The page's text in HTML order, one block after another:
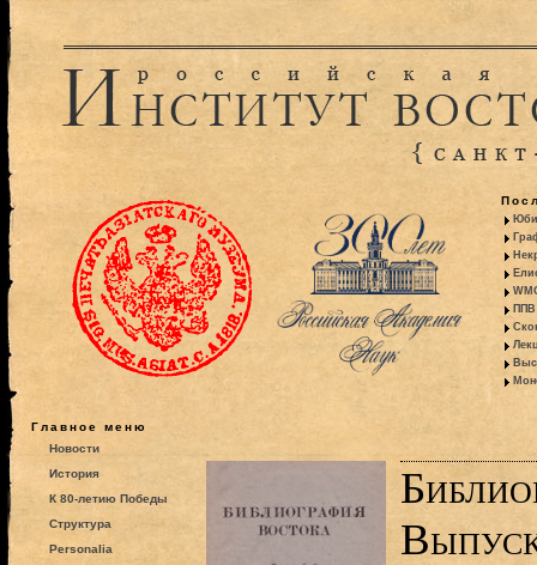
ППВ
Главное меню
Новости
История
К 80-летию Победы
Структура
Personalia